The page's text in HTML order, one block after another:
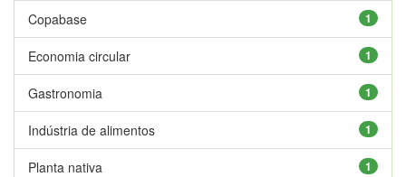
1
Copabase
1
Economia circular
1
Gastronomia
1
Indústria de alimentos
1
Planta nativa